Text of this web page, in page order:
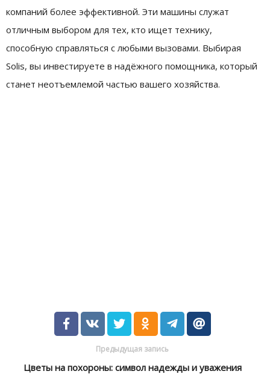
компаний более эффективной. Эти машины служат
отличным выбором для тех, кто ищет технику,
способную справляться с любыми вызовами. Выбирая
Solis, вы инвестируете в надёжного помощника, который
станет неотъемлемой частью вашего хозяйства.
Предыдущая запись
Цветы на похороны: символ надежды и уважения